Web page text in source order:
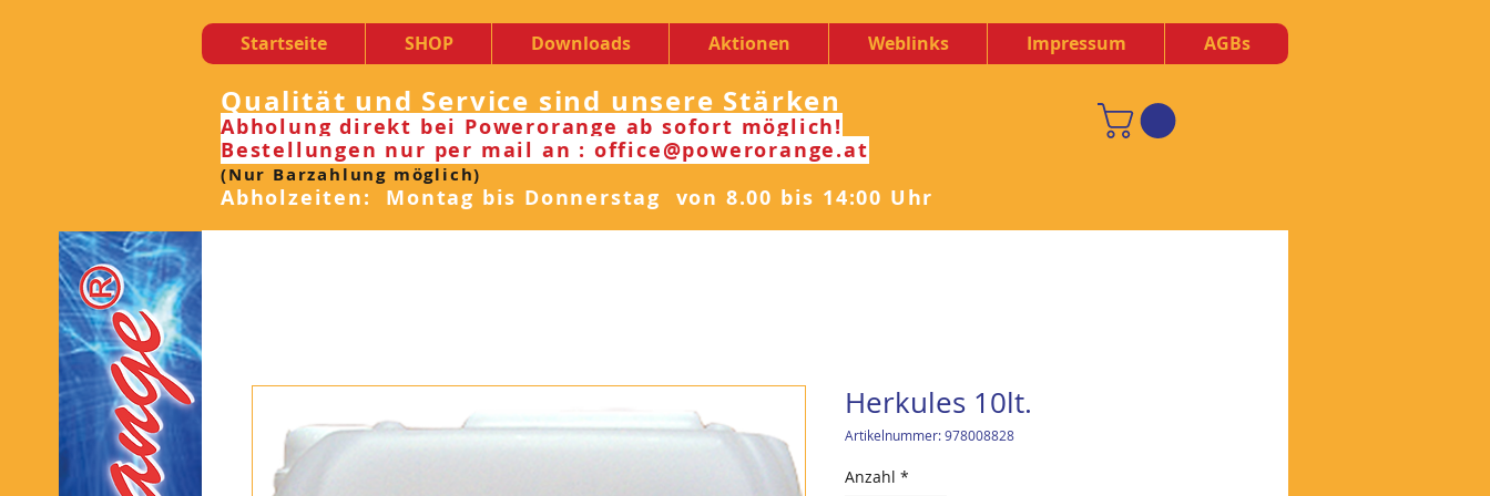
Startseite SHOP Downloads Aktionen Weblinks Impressum AGBs
Qualität und Service sind unsere Stärken
Abholung direkt bei Powerorange ab sofort möglich!
Bestellungen nur per mail an : office@powerorange.at
(Nur Barzahlung möglich)
Abholzeiten: Montag bis Donnerstag von 8.00 bis 14:00 Uhr
Herkules 10lt.
Artikelnummer: 978008828
Anzahl *